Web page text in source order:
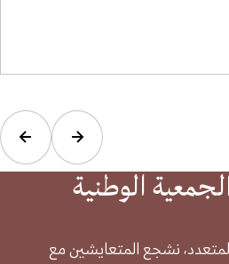
الوطنية
نشجع المتعايشين مع